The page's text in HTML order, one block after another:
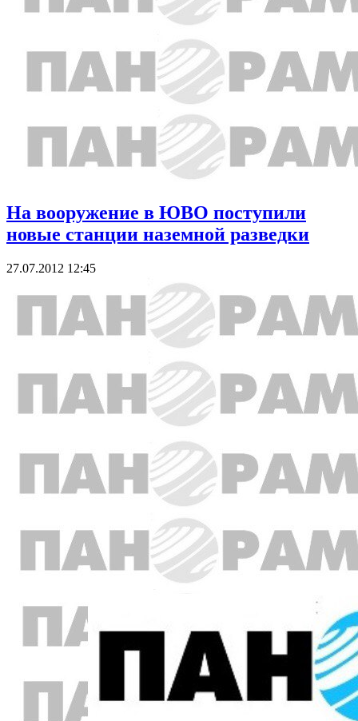
На вооружение в ЮВО поступили
новые станции наземной разведки
27.07.2012 12:45